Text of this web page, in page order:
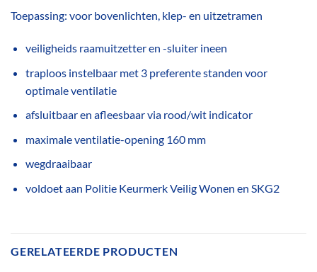
Toepassing: voor bovenlichten, klep- en uitzetramen
veiligheids raamuitzetter en -sluiter ineen
traploos instelbaar met 3 preferente standen voor
optimale ventilatie
afsluitbaar en afleesbaar via rood/wit indicator
maximale ventilatie-opening 160 mm
wegdraaibaar
voldoet aan Politie Keurmerk Veilig Wonen en SKG2
GERELATEERDE PRODUCTEN